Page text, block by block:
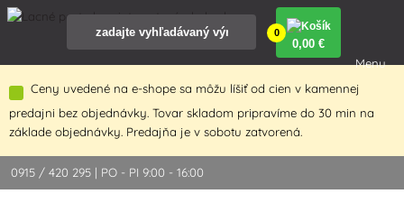
Ceny uvedené na e-shope sa môžu líšiť od cien v kamennej
predajni bez objednávky. Tovar skladom pripravíme do 30 min na
základe objednávky. Predajňa je v sobotu zatvorená.
0915 / 420 295 | PO - PI 9:00 - 16:00
0
0,00 €
Menu